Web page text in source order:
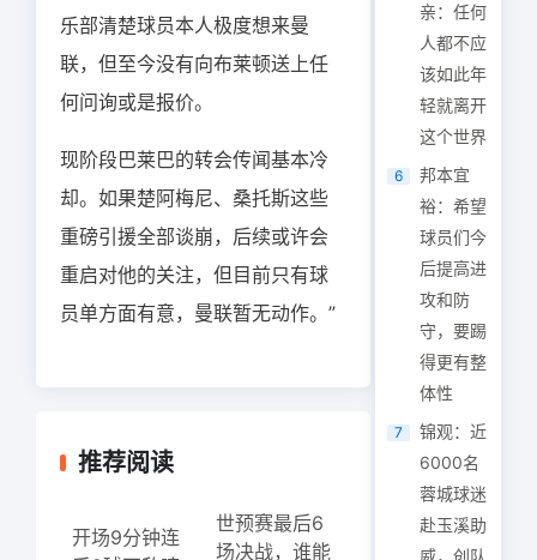
乐部清楚球员本人极度想来曼
联，但至今没有向布莱顿送上任
何问询或是报价。
现阶段巴莱巴的转会传闻基本冷
却。如果楚阿梅尼、桑托斯这些
重磅引援全部谈崩，后续或许会
重启对他的关注，但目前只有球
员单方面有意，曼联暂无动作。”
推荐阅读
开场9分钟连
世预赛最后6
场决战，谁能
亲：任何
人都不应
该如此年
轻就离开
这个世界
6
邦本宜
裕：希望
球员们今
后提高进
攻和防
守，要踢
得更有整
体性
7
锦观：近
6000名
蓉城球迷
赴玉溪助
威，创队